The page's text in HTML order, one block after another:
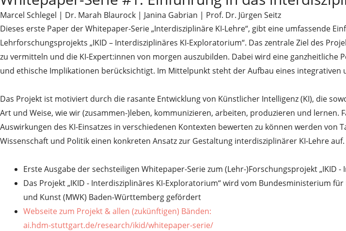
Marcel Schlegel | Dr. Marah Blaurock | Janina Gabrian | Prof. Dr. Jürgen Seitz
Dieses erste Paper der Whitepaper-Serie „Interdisziplinäre KI-Lehre“, gibt eine umfassende
Lehrforschungsprojekts „IKID – Interdisziplinäres KI-Exploratorium“. Das zentrale Ziel des
zu vermitteln und die KI-Expert:innen von morgen auszubilden. Dabei wird eine
und ethische Implikationen berücksichtigt. Im Mittelpunkt steht der Aufbau eines
Das Projekt ist motiviert durch die rasante Entwicklung von Künstlicher Intelligenz (KI), die
Art und Weise, wie wir (zusammen-)leben, kommunizieren, arbeiten, produzieren und
Auswirkungen des KI-Einsatzes in verschiedenen Kontexten bewerten zu können werden von
Wissenschaft und Politik einen konkreten Ansatz zur Gestaltung interdisziplinärer KI-Lehre auf.
Erste Ausgabe der sechsteiligen Whitepaper-Serie zum (Lehr-)Forschungsprojekt „IKID -
Das Projekt „IKID - Interdisziplinäres KI-Exploratorium“ wird vom Bundesministerium
und Kunst (MWK) Baden-Württemberg gefördert
Webseite zum Projekt & allen (zukünftigen) Bänden:
ai.hdm-stuttgart.de/research/ikid/whitepaper-serie/